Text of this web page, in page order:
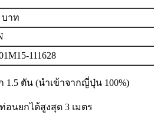
บาท
111628
1.5 ตัน (นำเข้าจากญี่ปุ่น 100%)
อนยกได้สูงสุด 3 เมตร